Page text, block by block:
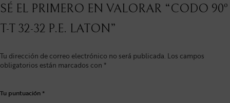
SÉ EL PRIMERO EN VALORAR “CODO 90º
T-T 32-32 P.E. LATON”
Tu dirección de correo electrónico no será publicada. Los campos
obligatorios están marcados con *
Tu puntuación*